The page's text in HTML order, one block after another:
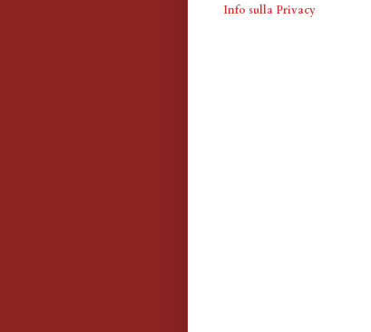
Info sulla Privacy